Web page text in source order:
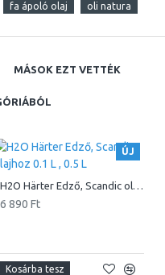
fa ápoló olaj oli natura
MÁSOK EZT VETTÉK
ÚJ
H2O Härter Edző, Scandic olajhoz 0.1 L , 0.5 L
6 890 Ft
Kosárba tesz